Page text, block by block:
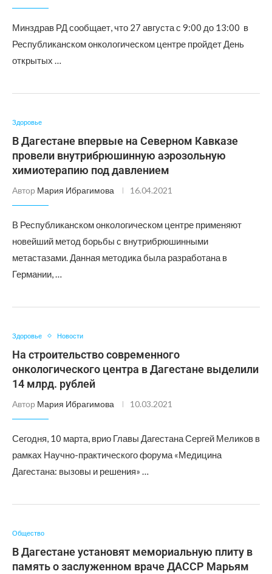
Минздрав РД сообщает, что 27 августа с 9:00 до 13:00 в
Республиканском онкологическом центре пройдет День
открытых …
Здоровье
В Дагестане впервые на Северном Кавказе
провели внутрибрюшинную аэрозольную
химиотерапию под давлением
Автор Мария Ибрагимова 16.04.2021
В Республиканском онкологическом центре применяют
новейший метод борьбы с внутрибрюшинными
метастазами. Данная методика была разработана в
Германии, …
Здоровье Новости
На строительство современного
онкологического центра в Дагестане выделили
14 млрд. рублей
Автор Мария Ибрагимова 10.03.2021
Сегодня, 10 марта, врио Главы Дагестана Сергей Меликов в
рамках Научно-практического форума «Медицина
Дагестана: вызовы и решения» …
Общество
В Дагестане установят мемориальную плиту в
память о заслуженном враче ДАССР Марьям